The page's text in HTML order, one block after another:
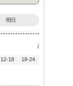
明日
/
12-18 18-24